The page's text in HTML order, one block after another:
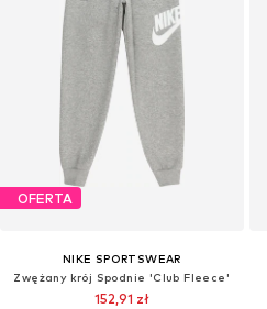
OFERTA
NIKE SPORTSWEAR
Zwężany krój Spodnie 'Club Fleece'
152,91 zł